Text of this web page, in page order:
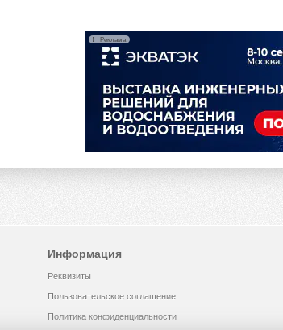
Реклама
Информация
Реквизиты
Пользовательское соглашение
Политика конфиденциальности